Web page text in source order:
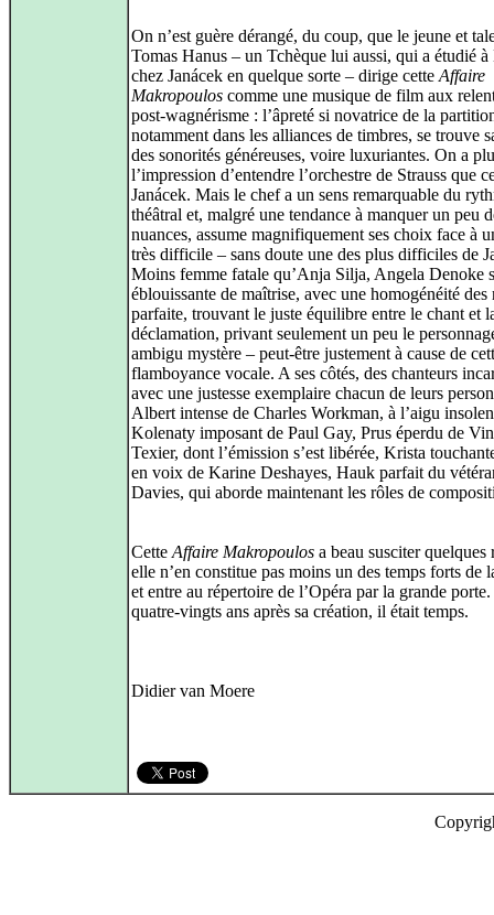
On n’est guère dérangé, du coup, que le jeune et
Tomas Hanus – un Tchèque lui aussi, qui a étudié
chez Janácek en quelque sorte – dirige cette Affaire
Makropoulos comme une musique de film aux
post-wagnérisme : l’âpreté si novatrice de la
notamment dans les alliances de timbres, se trouve
des sonorités généreuses, voire luxuriantes. On a
l’impression d’entendre l’orchestre de Strauss que
Janácek. Mais le chef a un sens remarquable du
théâtral et, malgré une tendance à manquer un peu
nuances, assume magnifiquement ses choix face à
très difficile – sans doute une des plus difficiles de
Moins femme fatale qu’Anja Silja, Angela Denoke
éblouissante de maîtrise, avec une homogénéité des
parfaite, trouvant le juste équilibre entre le chant et
déclamation, privant seulement un peu le
ambigu mystère – peut-être justement à cause de
flamboyance vocale. A ses côtés, des chanteurs
avec une justesse exemplaire chacun de leurs
Albert intense de Charles Workman, à l’aigu
Kolenaty imposant de Paul Gay, Prus éperdu de
Texier, dont l’émission s’est libérée, Krista
en voix de Karine Deshayes, Hauk parfait du
Davies, qui aborde maintenant les rôles de
Cette Affaire Makropoulos a beau susciter quelques
elle n’en constitue pas moins un des temps forts de
et entre au répertoire de l’Opéra par la grande
quatre-vingts ans après sa création, il était temps.
Didier van Moere